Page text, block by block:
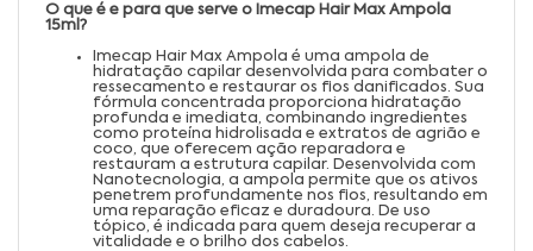
O que é e para que serve o Imecap Hair Max Ampola
15ml?
Imecap Hair Max Ampola é uma ampola de
hidratação capilar desenvolvida para combater o
ressecamento e restaurar os fios danificados. Sua
fórmula concentrada proporciona hidratação
profunda e imediata, combinando ingredientes
como proteína hidrolisada e extratos de agrião e
coco, que oferecem ação reparadora e
restauram a estrutura capilar. Desenvolvida com
Nanotecnologia, a ampola permite que os ativos
penetrem profundamente nos fios, resultando em
uma reparação eficaz e duradoura. De uso
tópico, é indicada para quem deseja recuperar a
vitalidade e o brilho dos cabelos.